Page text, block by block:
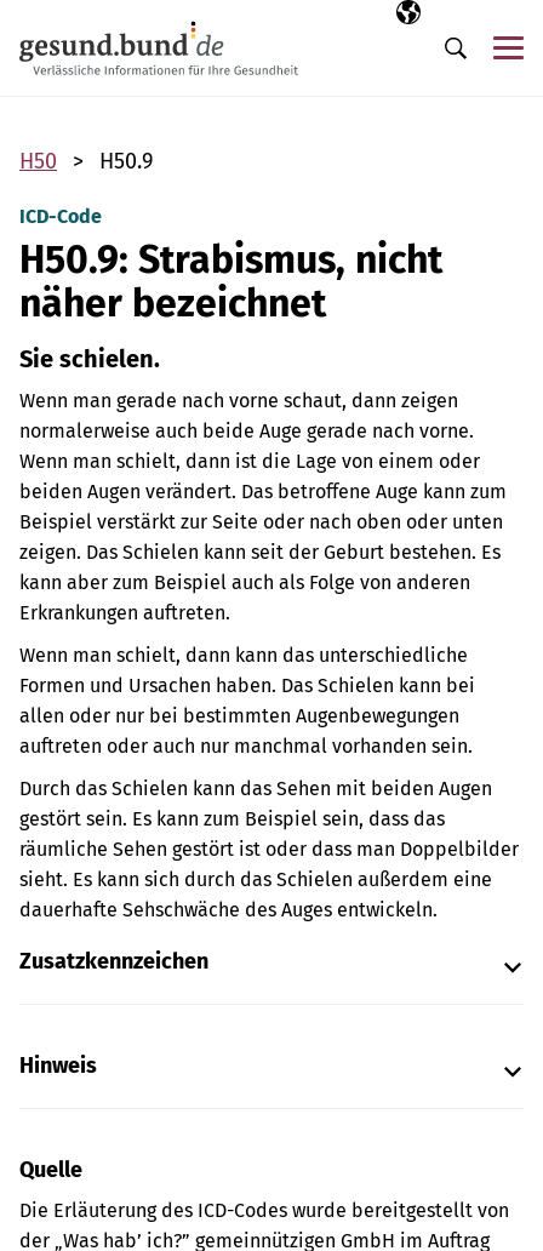
Ausgewählte
DE
Suche
H50 H50.9
ICD-Code
H50.9: Strabismus, nicht
näher bezeichnet
Sie schielen.
Wenn man gerade nach vorne schaut, dann zeigen
normalerweise auch beide Auge gerade nach vorne.
Wenn man schielt, dann ist die Lage von einem oder
beiden Augen verändert. Das betroffene Auge kann zum
Beispiel verstärkt zur Seite oder nach oben oder unten
zeigen. Das Schielen kann seit der Geburt bestehen. Es
kann aber zum Beispiel auch als Folge von anderen
Erkrankungen auftreten.
Wenn man schielt, dann kann das unterschiedliche
Formen und Ursachen haben. Das Schielen kann bei
allen oder nur bei bestimmten Augenbewegungen
auftreten oder auch nur manchmal vorhanden sein.
Durch das Schielen kann das Sehen mit beiden Augen
gestört sein. Es kann zum Beispiel sein, dass das
räumliche Sehen gestört ist oder dass man Doppelbilder
sieht. Es kann sich durch das Schielen außerdem eine
dauerhafte Sehschwäche des Auges entwickeln.
Zusatzkennzeichen
Hinweis
Quelle
Die Erläuterung des ICD-Codes wurde bereitgestellt von
der „Was hab’ ich?” gemeinnützigen GmbH im Auftrag